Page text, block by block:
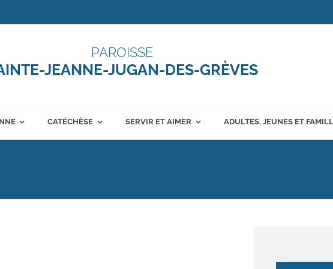
PAROISSE
JEANNE-JUGAN-DES-GRÈVES
CATÉCHÈSE SERVIR ET AIMER ADULTES, JEUNES ET